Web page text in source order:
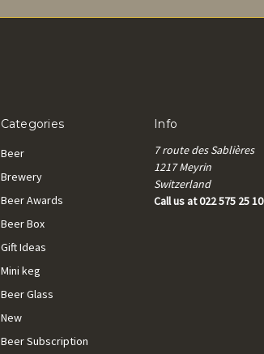
Categories
Beer
Brewery
Beer Awards
Beer Box
Gift Ideas
Mini keg
Beer Glass
New
Beer Subscription
Info
7 route des Sablières
1217 Meyrin
Switzerland
Call us at 022 575 25 10